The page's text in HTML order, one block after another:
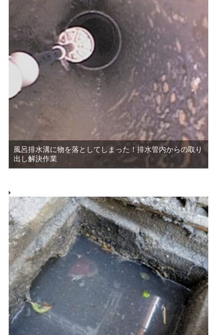
風呂排水溝に物を落としてしまった！排水管内からの取り
出し解決作業